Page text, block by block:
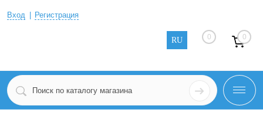
Вход Регистрация
RU 0 0